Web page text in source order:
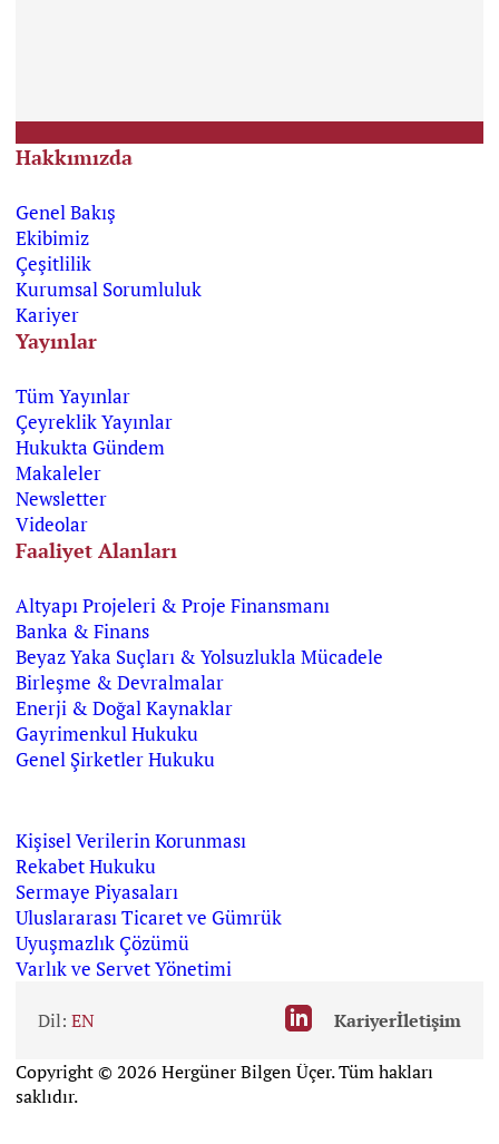
Hakkımızda
Genel Bakış
Ekibimiz
Çeşitlilik
Kurumsal Sorumluluk
Kariyer
Yayınlar
Tüm Yayınlar
Çeyreklik Yayınlar
Hukukta Gündem
Makaleler
Newsletter
Videolar
Faaliyet Alanları
Altyapı Projeleri & Proje Finansmanı
Banka & Finans
Beyaz Yaka Suçları & Yolsuzlukla Mücadele
Birleşme & Devralmalar
Enerji & Doğal Kaynaklar
Gayrimenkul Hukuku
Genel Şirketler Hukuku
Kişisel Verilerin Korunması
Rekabet Hukuku
Sermaye Piyasaları
Uluslararası Ticaret ve Gümrük
Uyuşmazlık Çözümü
Varlık ve Servet Yönetimi
Dil: EN Kariyerİletişim
Copyright © 2026 Hergüner Bilgen Üçer. Tüm hakları
saklıdır.